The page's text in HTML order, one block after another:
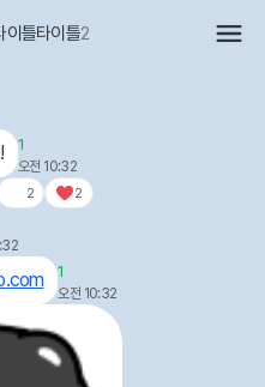
이틀타이틀2
1
오전 10:32
2 2
1
오전 10:32